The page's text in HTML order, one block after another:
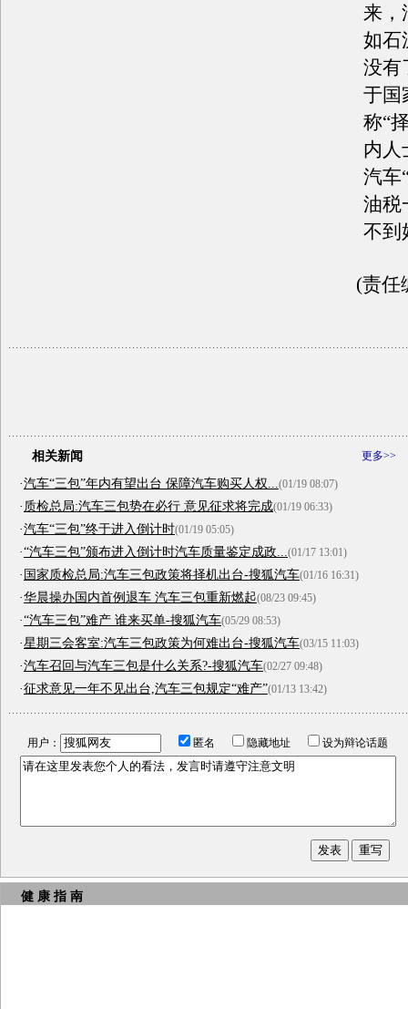
来，
如石
没有
于国
称“
内人
汽车
油税
不到
(责任
更多>>
相关新闻
·汽车“三包”年内有望出台 保障汽车购买人权... (01/19 08:07)
· 质检总局:汽车三包势在必行 意见征求将完成(01/19 06:33)
·汽车“三包”终于进入倒计时(01/19 05:05)
·“汽车三包”颁布进入倒计时汽车质量鉴定成政... (01/17 13:01)
·国家质检总局:汽车三包政策将择机出台-搜狐汽车(01/16 16:31)
·华晨操办国内首例退车 汽车三包重新燃起(08/23 09:45)
·“汽车三包”难产 谁来买单-搜狐汽车(05/29 08:53)
·星期三会客室:汽车三包政策为何难出台-搜狐汽车(03/15 11:03)
·汽车召回与汽车三包是什么关系?-搜狐汽车(02/27 09:48)
·征求意见一年不见出台,汽车三包规定“难产”(01/13 13:42)
用户： 匿名 隐藏地址 设为辩论话题
健 康 指 南